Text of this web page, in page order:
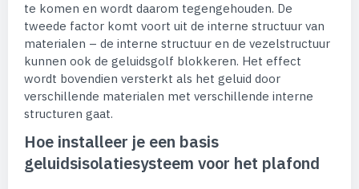
te komen en wordt daarom tegengehouden. De
tweede factor komt voort uit de interne structuur van
materialen – de interne structuur en de vezelstructuur
kunnen ook de geluidsgolf blokkeren. Het effect
wordt bovendien versterkt als het geluid door
verschillende materialen met verschillende interne
structuren gaat.
Hoe installeer je een basis
geluidsisolatiesysteem voor het plafond